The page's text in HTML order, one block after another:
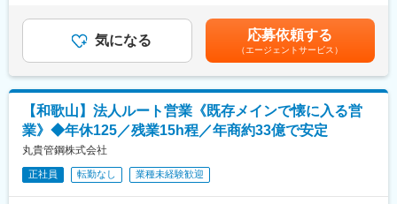
■当社の特徴：
1926年創立の当社は世界中の発電所やプラントを支える熱交換機
の老舗トップメーカーです。主要取引先は上記記載の日本を代表
する大手企業になります。また、当社の利益率は10％を推移して
おり、同業界平均の2～3％と比べると非常に効率的な経営を行っ
ています。また、転勤なし・完全週休2日制・高い社員定着率等ワ
ークライフバランスを実現できる就業環境があります。
・製品ラベル枚数と当日製造数の照合チェック
□月次業務
・従業員の体調・衛生管理に関する名簿管理
□随時業務
・新入社員・パートスタッフへの会社案内・衛生説明
・クレーム内容のデータ入力・管理
・人手不足時の現場フォロー業務
また、新商品発売時の品質管理帳票の作成・更新も担当（月1回程
度）。品質管理業務の中でも中心となる重要な業務です。
(月額)は固定手当を含めた表記です。
気になる 応募依頼する
（エージェントサービス）
【和歌山】法人ルート営業《既存メインで懐に入る営
業》◆年休125／残業15h程／年商約33億で安定
丸貴管鋼株式会社
正社員 転勤なし 業種未経験歓迎